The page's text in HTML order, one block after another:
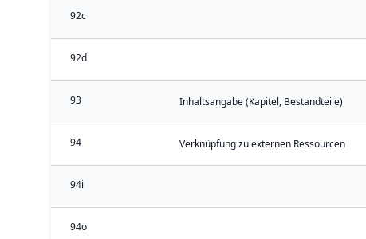
92c
92d
93 Inhaltsangabe (Kapitel, Bestandteile)
94 Verknüpfung zu externen Ressourcen
94i
94o